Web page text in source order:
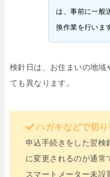
は、事前に一般
換作業を行いま
検針日は、お住まいの地域
ても異なります。
ハガキなどで切
申込手続きをした翌検
に変更されるのが通常
スマートメーター未設